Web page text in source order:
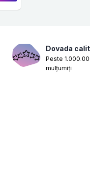
Dovada
Peste
mulțumiți